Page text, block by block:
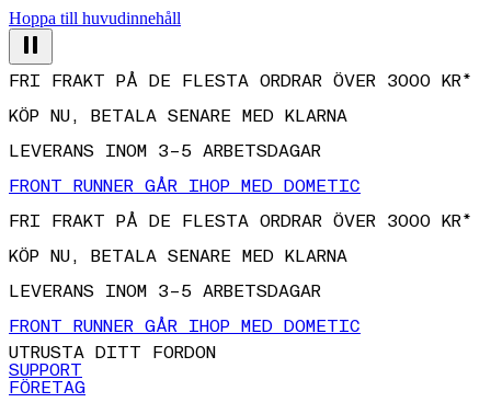
Hoppa till huvudinnehåll
KÖP NU, BETALA SENARE MED KLARNA
LEVERANS INOM 3–5 ARBETSDAGAR
FRONT RUNNER GÅR IHOP MED DOMETIC
FRI FRAKT PÅ DE FLESTA ORDRAR ÖVER 3000 KR*
KÖP NU, BETALA SENARE MED KLARNA
LEVERANS INOM 3–5 ARBETSDAGAR
FRONT RUNNER GÅR IHOP MED DOMETIC
UTRUSTA DITT FORDON
SUPPORT
FÖRETAG